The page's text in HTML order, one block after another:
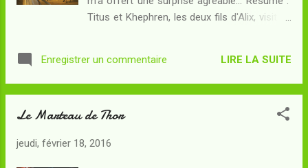
Reich entreprend une dangereuse expédition
en Angleterre pour récupérer ses trouvailles,
eu vent de ces inquiétantes nouvelles et
Titus et Khephren, les deux fils d'Alix, visitent
Khephren cherche à réaliser son propre
destin : il croit que la puissance et l'éternité
ne cesse d'enfler au point de menacer sa
fossé qui grandit entre son père et son frère
Enregistrer un commentaire LIRE LA SUITE
Le Marteau de Thor
jeudi, février 18, 2016